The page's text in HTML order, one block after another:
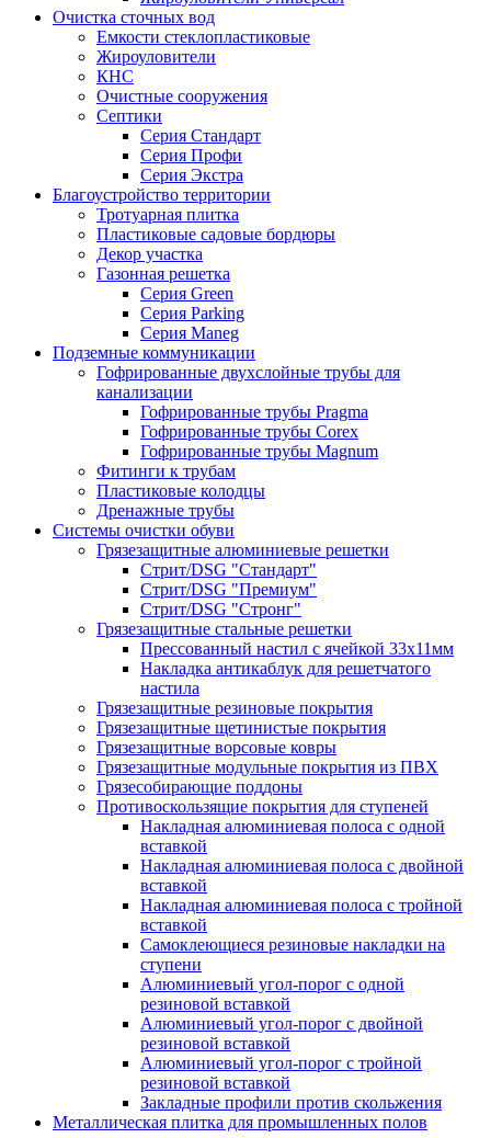
Очистка сточных вод
Емкости стеклопластиковые
Жироуловители
КНС
Очистные сооружения
Септики
Серия Стандарт
Серия Профи
Серия Экстра
Благоустройство территории
Тротуарная плитка
Пластиковые садовые бордюры
Декор участка
Газонная решетка
Серия Green
Серия Parking
Серия Maneg
Подземные коммуникации
Гофрированные двухслойные трубы для
канализации
Гофрированные трубы Pragma
Гофрированные трубы Corex
Гофрированные трубы Magnum
Фитинги к трубам
Пластиковые колодцы
Дренажные трубы
Системы очистки обуви
Грязезащитные алюминиевые решетки
Стрит/DSG "Стандарт"
Стрит/DSG "Премиум"
Стрит/DSG "Стронг"
Грязезащитные стальные решетки
Прессованный настил с ячейкой 33х11мм
Накладка антикаблук для решетчатого
настила
Грязезащитные резиновые покрытия
Грязезащитные щетинистые покрытия
Грязезащитные ворсовые ковры
Грязезащитные модульные покрытия из ПВХ
Грязесобирающие поддоны
Противоскользящие покрытия для ступеней
Накладная алюминиевая полоса с одной
вставкой
Накладная алюминиевая полоса с двойной
вставкой
Накладная алюминиевая полоса с тройной
вставкой
Самоклеющиеся резиновые накладки на
ступени
Алюминиевый угол-порог с одной
резиновой вставкой
Алюминиевый угол-порог с двойной
резиновой вставкой
Алюминиевый угол-порог с тройной
резиновой вставкой
Закладные профили против скольжения
Металлическая плитка для промышленных полов